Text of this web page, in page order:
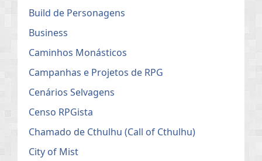
Build de Personagens
Business
Caminhos Monásticos
Campanhas e Projetos de RPG
Cenários Selvagens
Censo RPGista
Chamado de Cthulhu (Call of Cthulhu)
City of Mist